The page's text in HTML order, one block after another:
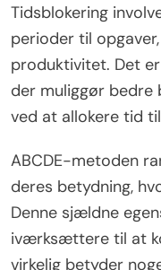
Tidsblokering
perioder til
produktivitet. Det
der muliggør bedre
ved at allokere tid
ABCDE-metoden
deres betydning,
Denne sjældne
iværksættere til at
virkelig betyder